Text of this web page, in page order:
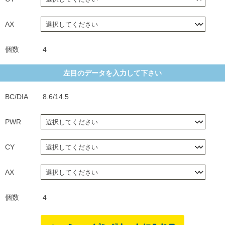
AX
個数 4
左目のデータを入力して下さい
BC/DIA 8.6/14.5
PWR
CY
AX
個数 4